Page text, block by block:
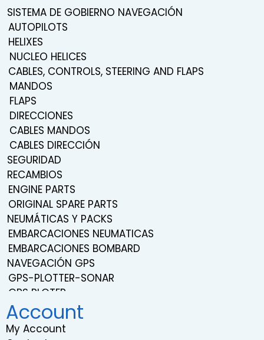
SISTEMA DE GOBIERNO NAVEGACIÓN
AUTOPILOTS
HELIXES
NUCLEO HELICES
CABLES, CONTROLS, STEERING AND FLAPS
MANDOS
FLAPS
DIRECCIONES
CABLES MANDOS
CABLES DIRECCIÓN
SEGURIDAD
RECAMBIOS
ENGINE PARTS
ORIGINAL SPARE PARTS
NEUMÁTICAS Y PACKS
EMBARCACIONES NEUMATICAS
EMBARCACIONES BOMBARD
NAVEGACIÓN GPS
GPS-PLOTTER-SONAR
GPS PLOTER
NAVEGACIÓN
TRANSDUCERS
PROBES
Account
My Account